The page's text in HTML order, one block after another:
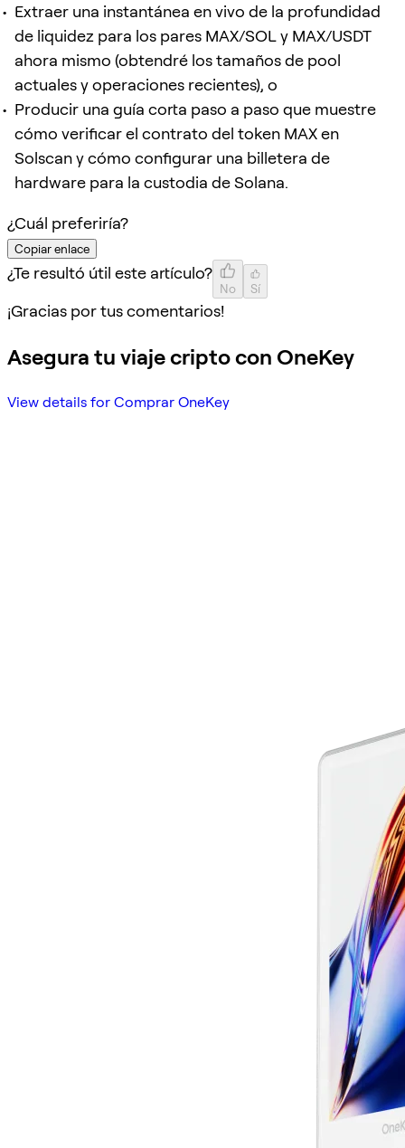
Extraer una instantánea en vivo de la profundidad
de liquidez para los pares MAX/SOL y MAX/USDT
ahora mismo (obtendré los tamaños de pool
actuales y operaciones recientes), o
Producir una guía corta paso a paso que muestre
cómo verificar el contrato del token MAX en
Solscan y cómo configurar una billetera de
hardware para la custodia de Solana.
¿Cuál preferiría?
Copiar enlace
¿Te resultó útil este artículo?
No Sí
¡Gracias por tus comentarios!
Asegura tu viaje cripto con OneKey
View details for Comprar OneKey